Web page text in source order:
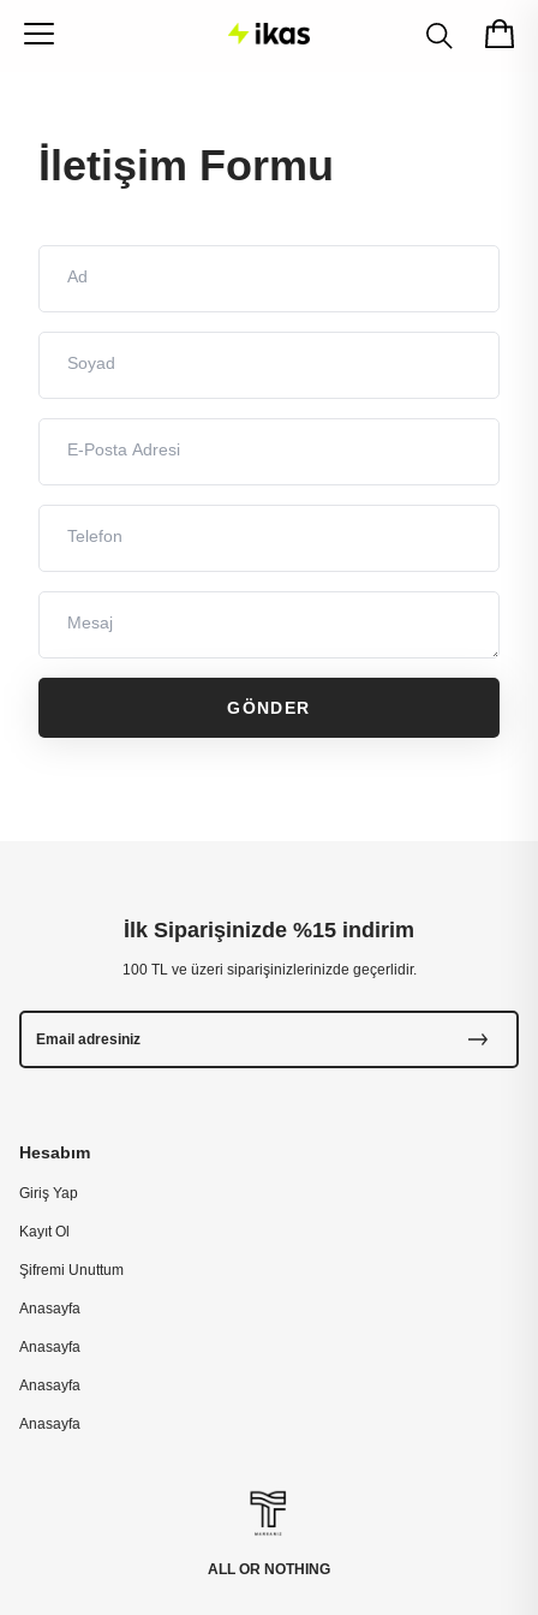
İletişim Formu
Ad
Soyad
E-Posta Adresi
Telefon
Mesaj
GÖNDER
ALL OR NOTHING
Hesabım
Giriş Yap
Kayıt Ol
Şifremi Unuttum
Anasayfa
Anasayfa
Anasayfa
Anasayfa
İlk Siparişinizde %15 indirim
100 TL ve üzeri siparişinizlerinizde geçerlidir.